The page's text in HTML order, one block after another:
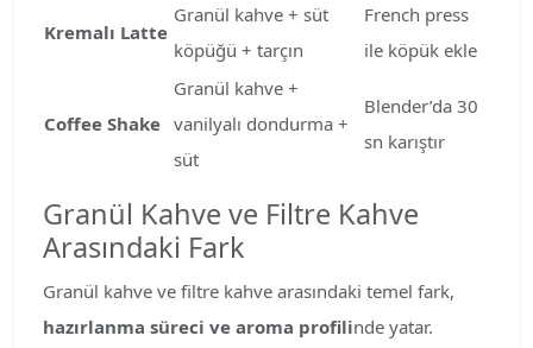
Kremalı Latte
Granül kahve + süt
köpüğü + tarçın
French press
ile köpük ekle
Coffee Shake
Granül kahve +
vanilyalı dondurma +
süt
Blender’da 30
sn karıştır
Granül Kahve ve Filtre Kahve
Arasındaki Fark
Granül kahve ve filtre kahve arasındaki temel fark,
hazırlanma süreci ve aroma profilinde yatar.